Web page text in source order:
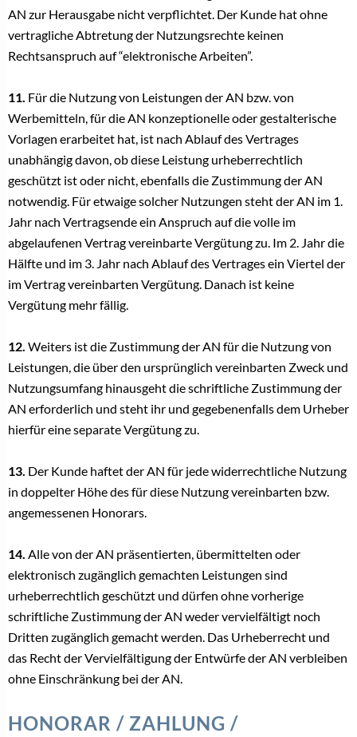
AN zur Herausgabe nicht verpflichtet. Der Kunde hat ohne
vertragliche Abtretung der Nutzungsrechte keinen
Rechtsanspruch auf “elektronische Arbeiten”.
11. Für die Nutzung von Leistungen der AN bzw. von
Werbemitteln, für die AN konzeptionelle oder gestalterische
Vorlagen erarbeitet hat, ist nach Ablauf des Vertrages
unabhängig davon, ob diese Leistung urheberrechtlich
geschützt ist oder nicht, ebenfalls die Zustimmung der AN
notwendig. Für etwaige solcher Nutzungen steht der AN im 1.
Jahr nach Vertragsende ein Anspruch auf die volle im
abgelaufenen Vertrag vereinbarte Vergütung zu. Im 2. Jahr die
Hälfte und im 3. Jahr nach Ablauf des Vertrages ein Viertel der
im Vertrag vereinbarten Vergütung. Danach ist keine
Vergütung mehr fällig.
12. Weiters ist die Zustimmung der AN für die Nutzung von
Leistungen, die über den ursprünglich vereinbarten Zweck und
Nutzungsumfang hinausgeht die schriftliche Zustimmung der
AN erforderlich und steht ihr und gegebenenfalls dem Urheber
hierfür eine separate Vergütung zu.
13. Der Kunde haftet der AN für jede widerrechtliche Nutzung
in doppelter Höhe des für diese Nutzung vereinbarten bzw.
angemessenen Honorars.
14. Alle von der AN präsentierten, übermittelten oder
elektronisch zugänglich gemachten Leistungen sind
urheberrechtlich geschützt und dürfen ohne vorherige
schriftliche Zustimmung der AN weder vervielfältigt noch
Dritten zugänglich gemacht werden. Das Urheberrecht und
das Recht der Vervielfältigung der Entwürfe der AN verbleiben
ohne Einschränkung bei der AN.
HONORAR / ZAHLUNG /